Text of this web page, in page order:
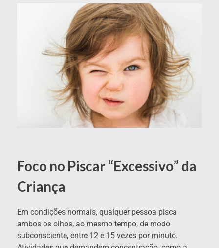
Foco no Piscar “Excessivo” da
Criança
Em condições normais, qualquer pessoa pisca
ambos os olhos, ao mesmo tempo, de modo
subconsciente, entre 12 e 15 vezes por minuto.